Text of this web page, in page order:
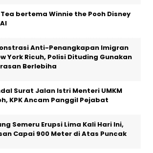
bertema Winnie the Pooh Disney
Anti-Penangkapan Imigran
York Ricuh, Polisi Dituding Gunakan
Berlebiha
Surat Jalan Istri Menteri UMKM
KPK Ancam Panggil Pejabat
Semeru Erupsi Lima Kali Hari Ini,
Capai 900 Meter di Atas Puncak